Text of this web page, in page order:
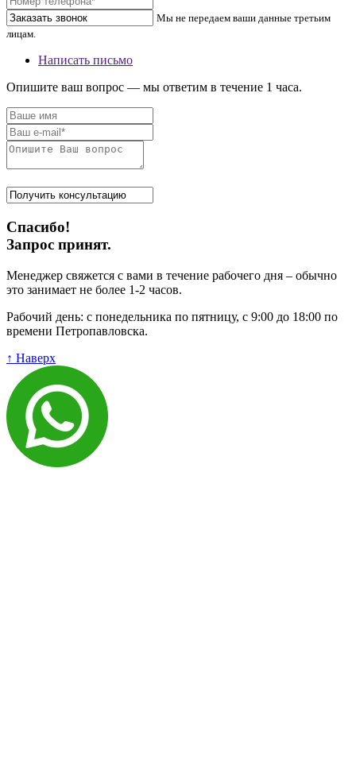
Мы не передаем ваши данные третьим
лицам.
Написать письмо
Опишите ваш вопрос — мы ответим в течение 1 часа.
Спасибо!
Запрос принят.
Менеджер свяжется с вами в течение рабочего дня – обычно
это занимает не более 1-2 часов.
Рабочий день: с понедельника по пятницу, с 9:00 до 18:00 по
времени Петропавловска.
↑ Наверх